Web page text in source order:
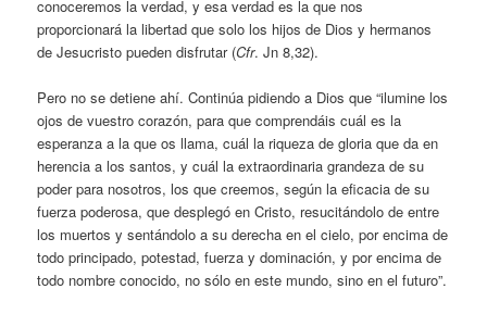
conoceremos la verdad, y esa verdad es la que nos
proporcionará la libertad que solo los hijos de Dios y hermanos
de Jesucristo pueden disfrutar (Cfr. Jn 8,32).
Pero no se detiene ahí. Continúa pidiendo a Dios que “ilumine los
ojos de vuestro corazón, para que comprendáis cuál es la
esperanza a la que os llama, cuál la riqueza de gloria que da en
herencia a los santos, y cuál la extraordinaria grandeza de su
poder para nosotros, los que creemos, según la eficacia de su
fuerza poderosa, que desplegó en Cristo, resucitándolo de entre
los muertos y sentándolo a su derecha en el cielo, por encima de
todo principado, potestad, fuerza y dominación, y por encima de
todo nombre conocido, no sólo en este mundo, sino en el futuro”.